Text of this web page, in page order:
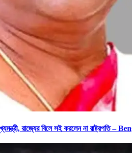
রাজ্যের বিলে সই করলেন না